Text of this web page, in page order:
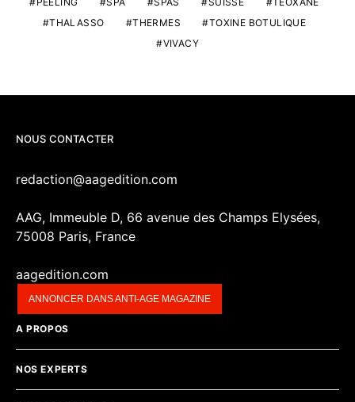
THALASSO
THERMES
TOXINE BOTULIQUE
VIVACY
NOUS CONTACTER
redaction@aagedition.com
AAG, Immeuble D, 66 avenue des Champs Elysées,
75008 Paris, France
aagedition.com
ANNONCER DANS ANTI-AGE MAGAZINE
A PROPOS
NOS EXPERTS